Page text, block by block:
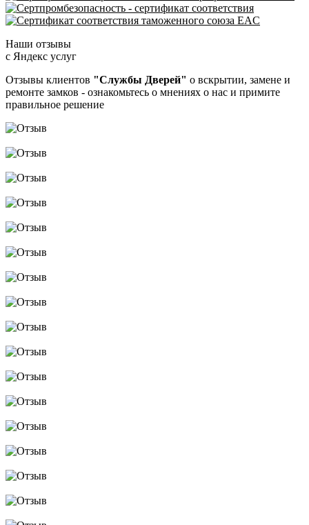
Наши отзывы
с Яндекс услуг
Отзывы клиентов "Службы Дверей" о вскрытии, замене и
ремонте замков - ознакомьтесь о мнениях о нас и примите
правильное решение